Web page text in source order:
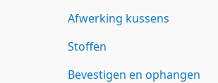
Afwerking kussens
Stoffen
Bevestigen en ophangen